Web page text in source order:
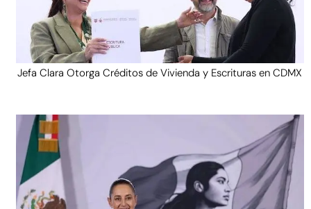
Jefa Clara Otorga Créditos de Vivienda y Escrituras en CDMX